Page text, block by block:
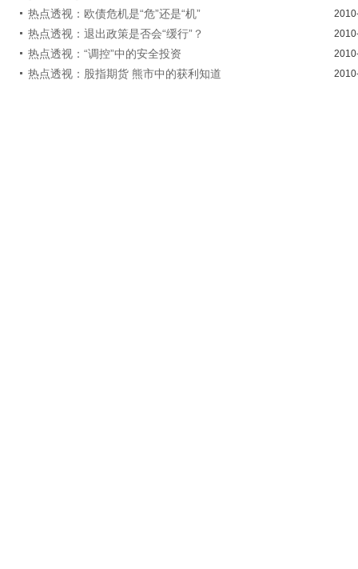
热点透视：欧债危机是“危”还是“机”
热点透视：退出政策是否会“缓行”？
热点透视：“调控”中的安全投资
热点透视：股指期货 熊市中的获利知道